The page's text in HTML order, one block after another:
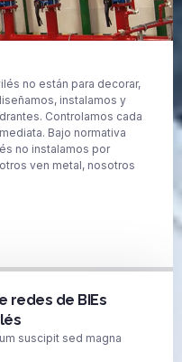
no están para decorar,
instalamos y
Controlamos cada
Bajo normativa
no instalamos por
ven metal, nosotros
redes de BIEs
suscipit sed magna